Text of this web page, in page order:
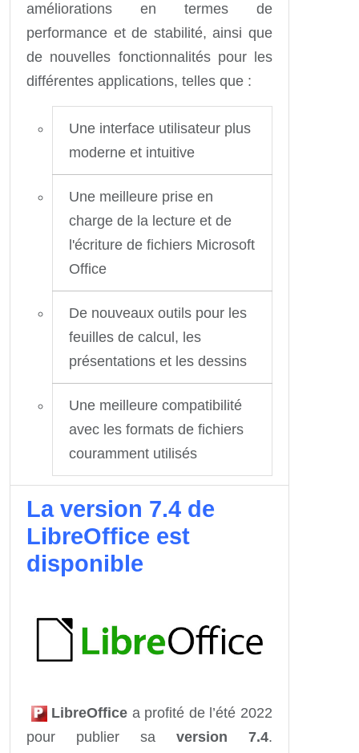
améliorations en termes de
performance et de stabilité, ainsi que
de nouvelles fonctionnalités pour les
différentes applications, telles que :
Une interface utilisateur plus
moderne et intuitive
Une meilleure prise en
charge de la lecture et de
l'écriture de fichiers Microsoft
Office
De nouveaux outils pour les
feuilles de calcul, les
présentations et les dessins
Une meilleure compatibilité
avec les formats de fichiers
couramment utilisés
La version 7.4 de
LibreOffice est
disponible
LibreOffice a profité de l’été 2022
pour publier sa version 7.4.